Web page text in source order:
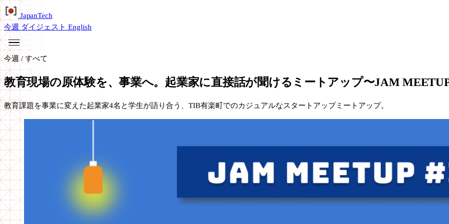
JapanTech
今週 ダイジェスト English
今週 / すべて
教育現場の原体験を、事業へ。起業家に直接話が聞けるミートアップ〜JAM
教育課題を事業に変えた起業家4名と学生が語り合う、TIB有楽町でのカジュアルなスタートアップミートアップ。